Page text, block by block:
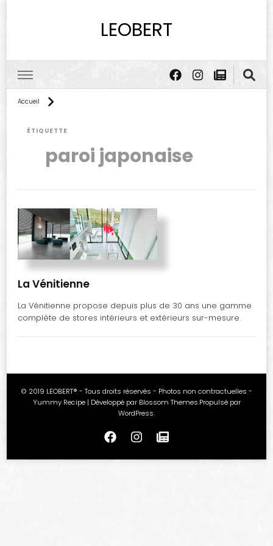
LEOBERT
Accueil
ÉTIQUETTE
paroi japonaise
La Vénitienne
La Vénitienne propose depuis plus de 30 ans une gamme
complète de stores intérieurs et extérieurs sur-mesure.
© 2019 LEOBERT® - Tous droits réservés - Photos non contractuelles -
Yummy Recipe | Développé par Blossom Themes.Propulsé par
WordPress.